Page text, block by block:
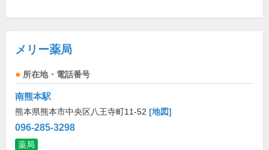
メリー薬局
所在地・電話番号
南熊本駅
熊本県熊本市中央区八王寺町11-52 [地図]
096-285-3298
薬局